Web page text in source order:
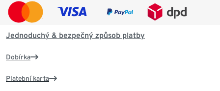
Jednoduchý & bezpečný způsob platby
Dobírka
Platební karta